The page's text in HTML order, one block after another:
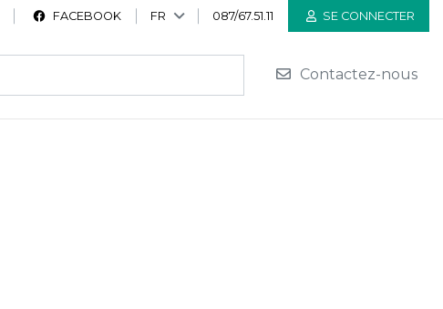
FACEBOOK FR 087/67.51.11 SE CONNECTER
Contactez-nous